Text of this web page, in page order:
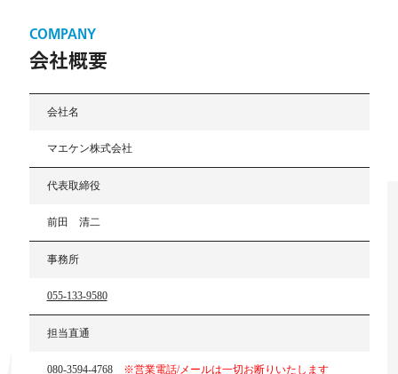
COMPANY
会社概要
会社名
マエケン株式会社​
代表取締役
前田 清二
事務所
055-133-9580
担当直通
080-3594-4768 ※営業電話/メールは一切お断りいたします